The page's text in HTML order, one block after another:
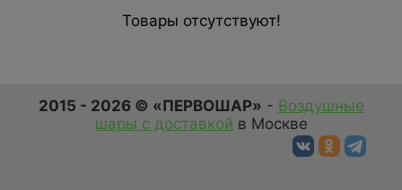
Товары отсутствуют!
2015 - 2026 © «ПЕРВОШАР» - Воздушные
шары с доставкой в Москве